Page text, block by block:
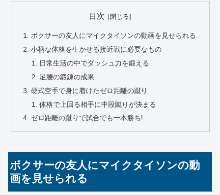
目次
ボクサーの友人にマイクタイソンの動画を見せられる
小柄な体格を生かせる接近戦に必要なもの
日常生活の中でダッシュ力を鍛える
足腰の鍛錬の成果
硬式空手で身に着けたゼロ距離の蹴り
体格で上回る相手に中段蹴りが決まる
ゼロ距離の蹴りで試合でも一本勝ち!
ボクサーの友人にマイクタイソンの動
画を見せられる